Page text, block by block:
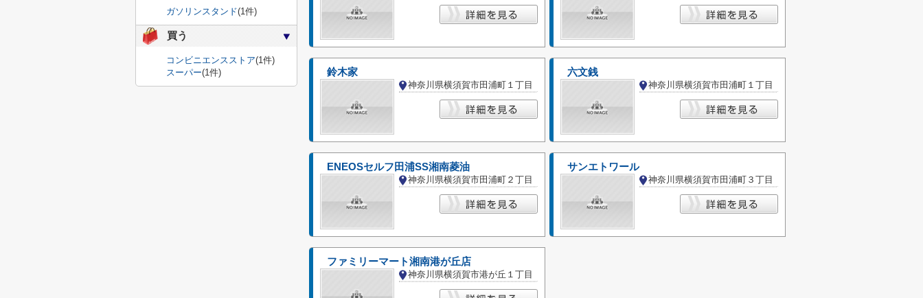
鈴木家
神奈川県横須賀市田浦町１丁目
六文銭
神奈川県横須賀市田浦町１丁目
ENEOSセルフ田浦SS湘南菱油
神奈川県横須賀市田浦町２丁目
サンエトワール
神奈川県横須賀市田浦町３丁目
ファミリーマート湘南港が丘店
神奈川県横須賀市港が丘１丁目
ガソリンスタンド(1件)
買う
コンビニエンスストア(1件)
スーパー(1件)